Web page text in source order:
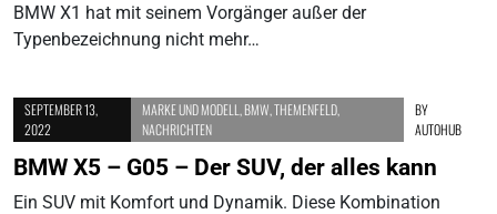
BMW X1 hat mit seinem Vorgänger außer der
Typenbezeichnung nicht mehr…
SEPTEMBER 13,
2022
MARKE UND MODELL BMW THEMENFELD,
NACHRICHTEN
BY
AUTOHUB
BMW X5 – G05 – Der SUV, der alles kann
Ein SUV mit Komfort und Dynamik. Diese Kombination